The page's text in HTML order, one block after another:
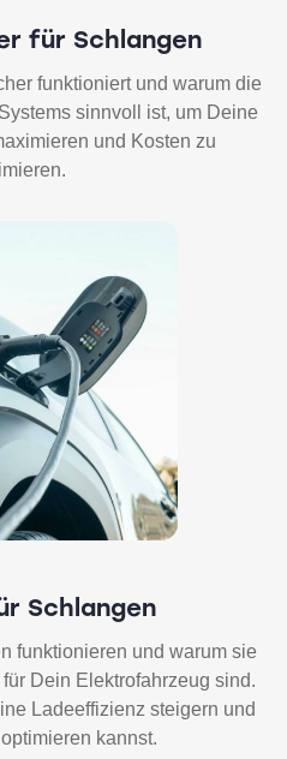
für Schlangen
funktioniert und warum die
sinnvoll ist, um Deine
und Kosten zu
Schlangen
funktionieren und warum sie
Dein Elektrofahrzeug sind.
Ladeeffizienz steigern und
kannst.